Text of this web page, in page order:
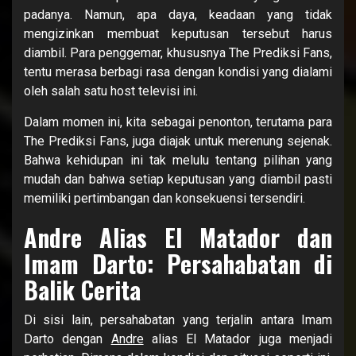
padanya. Namun, apa daya, keadaan yang tidak
mengizinkan membuat keputusan tersebut harus
diambil. Para penggemar, khususnya The Prediksi Fans,
tentu merasa berbagi rasa dengan kondisi yang dialami
oleh salah satu host televisi ini.
Dalam momen ini, kita sebagai penonton, terutama para
The Prediksi Fans, juga diajak untuk merenung sejenak.
Bahwa kehidupan ini tak melulu tentang pilihan yang
mudah dan bahwa setiap keputusan yang diambil pasti
memiliki pertimbangan dan konsekuensi tersendiri.
Andre Alias El Matador dan
Imam Darto: Persahabatan di
Balik Cerita
Di sisi lain, persahabatan yang terjalin antara Imam
Darto dengan Andrealias El Matador juga menjadi